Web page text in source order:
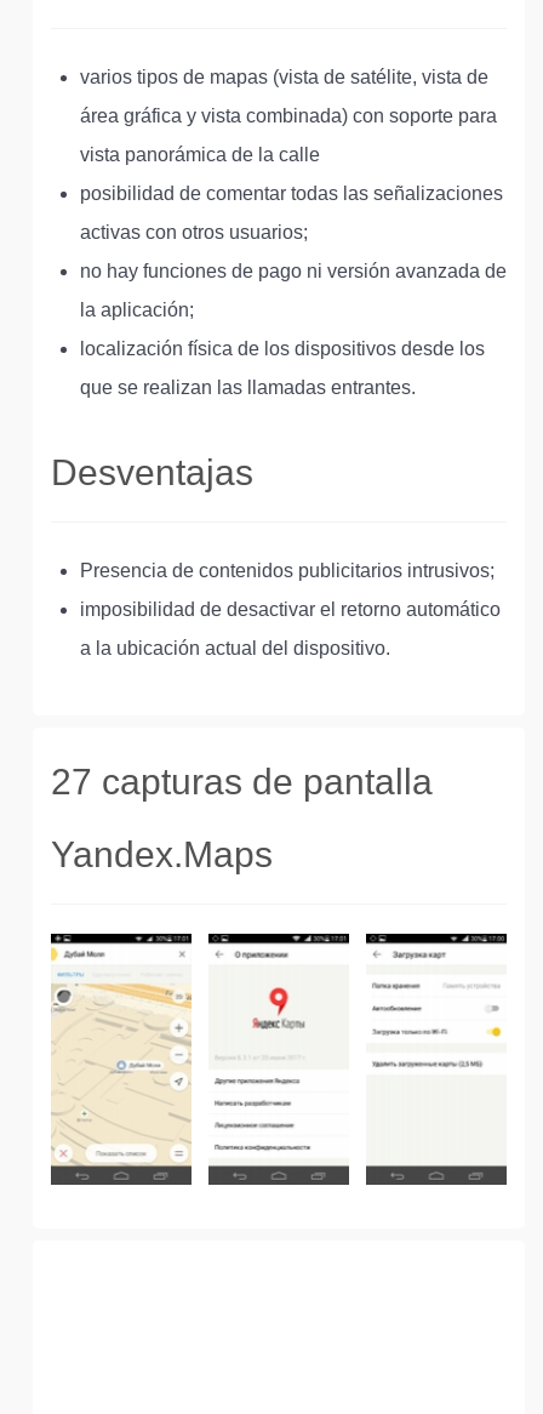
varios tipos de mapas (vista de satélite, vista de
área gráfica y vista combinada) con soporte para
vista panorámica de la calle
posibilidad de comentar todas las señalizaciones
activas con otros usuarios;
no hay funciones de pago ni versión avanzada de
la aplicación;
localización física de los dispositivos desde los
que se realizan las llamadas entrantes.
Desventajas
Presencia de contenidos publicitarios intrusivos;
imposibilidad de desactivar el retorno automático
a la ubicación actual del dispositivo.
27 capturas de pantalla
Yandex.Maps